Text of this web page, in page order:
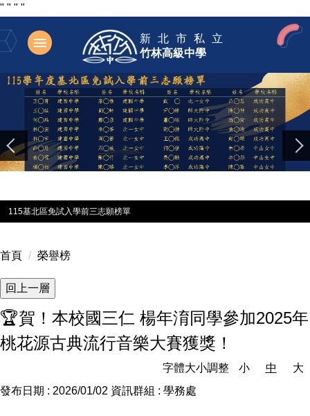
" " " "
跳
到
要
新北市私立
竹林高級中學
115基北區免試入學前三志願榜單
首頁 榮譽榜
🏆賀！本校國三仁 楊年淯同學參加2025年
桃花源古典流行音樂大賽獲獎！
字體大小調整 小 中
大
發布日期 : 2026/01/02 資訊群組 : 學務處